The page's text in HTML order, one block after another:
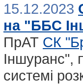
15.12.2023
на "ББС
ПрАТ СК
Іншуранс",
системі